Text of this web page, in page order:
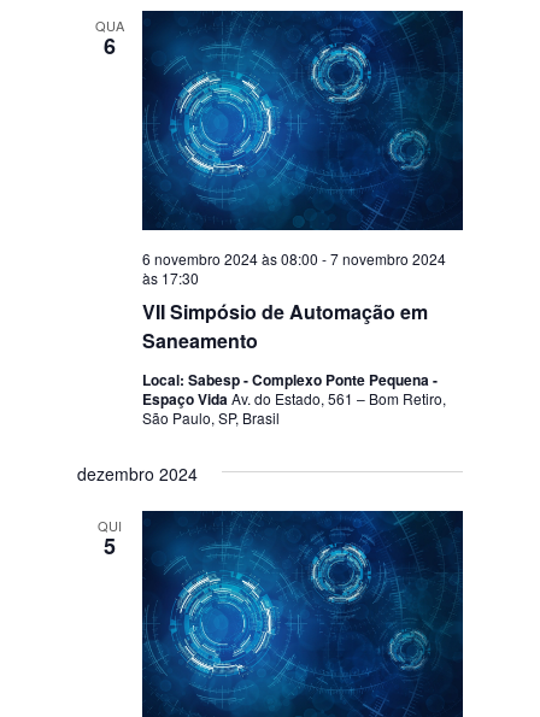
QUA
6
VII Simpósio de Automação em
Saneamento
6 novembro 2024 às 08:00 -7 novembro 2024
às 17:30
Local: Sabesp - Complexo Ponte Pequena -
Espaço VidaAv. do Estado, 561 – Bom Retiro,
São Paulo, SP, Brasil
dezembro 2024
QUI
5